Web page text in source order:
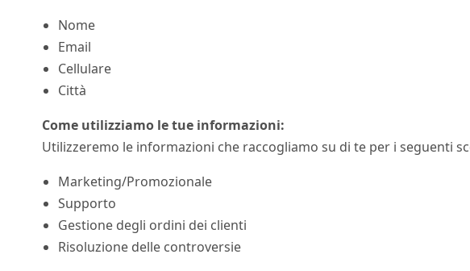
Nome
Email
Cellulare
Città
Come utilizziamo le tue informazioni:
Utilizzeremo le informazioni che raccogliamo su di te per i seguenti
Marketing/Promozionale
Supporto
Gestione degli ordini dei clienti
Risoluzione delle controversie